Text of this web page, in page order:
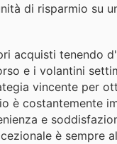
di risparmio su
acquisti tenendo
e i volantini
vincente per
è costantemente
e
è sempre